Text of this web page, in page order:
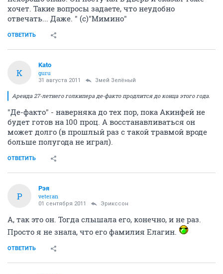
хочет. Такие вопросы задаете, что неудобно
отвечать... Даже. " (с)"Мимино"
ОТВЕТИТЬ
K
Kato
guru
31 августа 2011 Змей Зелёный
Аренда 27-летнего голкипера де-факто продлится до конца этого года.
"Де-факто" - наверняка до тех пор, пока Акинфей не
будет готов на 100 проц. А восстанавливаться он
может долго (в прошлый раз с такой травмой вроде
больше полугода не играл).
ОТВЕТИТЬ
Р
Рэя
veteran
01 сентября 2011 Эрикссон
А, так это он. Тогда слышала его, конечно, и не раз.
Просто я не знала, что его фамилия Елагин.
ОТВЕТИТЬ